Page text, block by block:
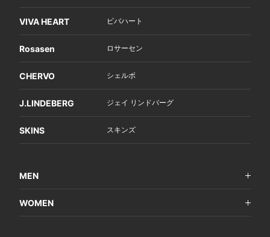
VIVA HEART ビバハート
Rosasen ロサーセン
CHERVO シェルボ
J.LINDEBERG ジェイ リンドバーグ
SKINS スキンズ
MEN
WOMEN